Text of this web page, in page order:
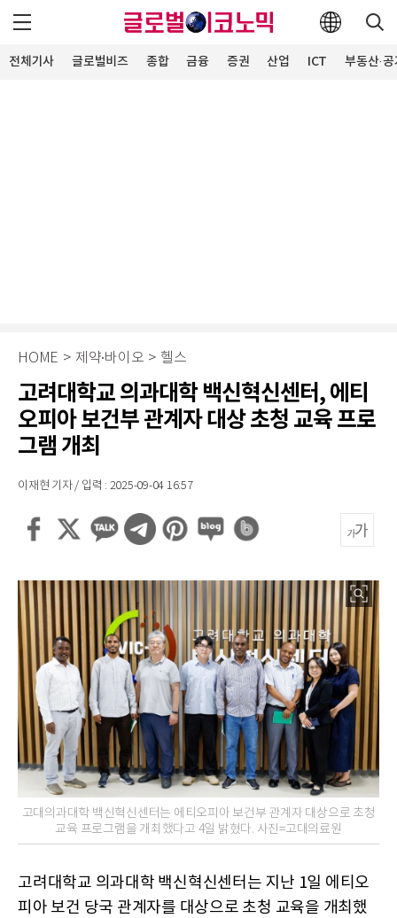
전체기사 글로벌비즈 종합 금융 증권 산업 ICT 부동산·
HOME > 제약∙바이오 > 헬스
고려대학교 의과대학 백신혁신센터, 에티
오피아 보건부 관계자 대상 초청 교육 프로
그램 개최
이재현 기자 / 입력 : 2025-09-04 16:57
고대의과대학 백신혁신센터는 에티오피아 보건부 관계자 대상으로 초청
교육 프로그램을 개최했다고 4일 밝혔다. 사진=고대의료원
고려대학교 의과대학 백신혁신센터는 지난 1일 에티오
피아 보건 당국 관계자를 대상으로 초청 교육을 개최했